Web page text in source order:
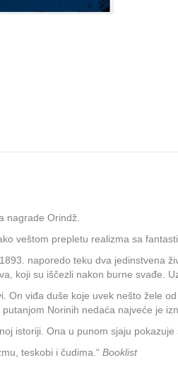
nagrade Orindž.
veštom prepletu realizma sa
naporedo teku dva jedinstvena
koji su iščezli nakon burne svađe.
On viđa duše koje uvek nešto žele
Norinih nedaća najveće je
istoriji. Ona u punom sjaju
teskobi i čudima.“ Booklist